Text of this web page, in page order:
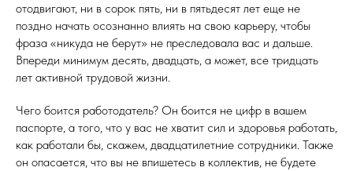
отодвигают, ни в сорок пять, ни в пятьдесят лет еще не
поздно начать осознанно влиять на свою карьеру, чтобы
фраза «никуда не берут» не преследовала вас и дальше.
Впереди минимум десять, двадцать, а может, все тридцать
лет активной трудовой жизни.
Чего боится работодатель? Он боится не цифр в вашем
паспорте, а того, что у вас не хватит сил и здоровья работать,
как работали бы, скажем, двадцатилетние сотрудники. Также
он опасается, что вы не впишетесь в коллектив, не будете